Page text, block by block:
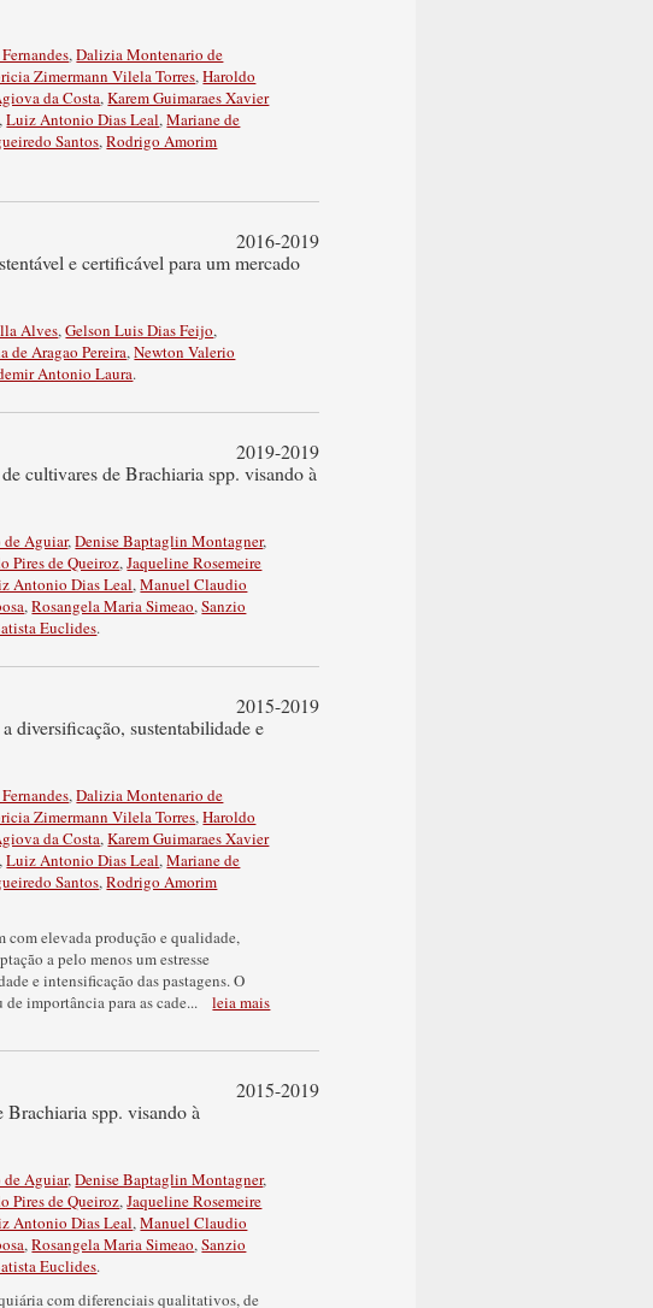
,Dalizia Montenario de
Zimermann Vilela Torres,Haroldo
da Costa,Karem Guimaraes Xavier
,Luiz Antonio Dias Leal,Mariane de
Santos,Rodrigo Amorim
e certificável para um mercado
2016-2019
Alves,Gelson Luis Dias Feijo,
de Aragao Pereira,Newton Valerio
Antonio Laura.
cultivares de Brachiaria spp. visando à
2019-2019
Aguiar,Denise Baptaglin Montagner,
Pires de Queiroz,Jaqueline Rosemeire
Antonio Dias Leal,Manuel Claudio
,Rosangela Maria Simeao,Sanzio
Euclides.
diversificação, sustentabilidade e
2015-2019
,Dalizia Montenario de
Zimermann Vilela Torres,Haroldo
da Costa,Karem Guimaraes Xavier
,Luiz Antonio Dias Leal,Mariane de
Santos,Rodrigo Amorim
elevada produção e qualidade,
a pelo menos um estresse
e intensificação das pastagens. O
importância para as cade...
leia mais
spp. visando à
2015-2019
Aguiar,Denise Baptaglin Montagner,
Pires de Queiroz,Jaqueline Rosemeire
Antonio Dias Leal,Manuel Claudio
,Rosangela Maria Simeao,Sanzio
Euclides.
com diferenciais qualitativos, de